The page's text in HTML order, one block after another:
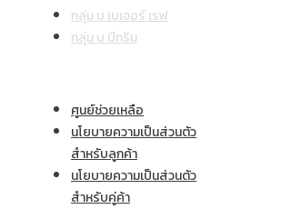
กลุ่ม บ เบเจอร์ เรฟ
กลุ่ม บ บีกริม
ศูนย์ช่วยเหลือ
นโยบายความเป็นส่วนตัว
สำหรับลูกค้า
นโยบายความเป็นส่วนตัว
สำหรับคู่ค้า